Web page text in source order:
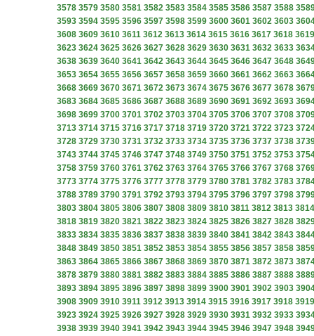
3578 3579 3580 3581 3582 3583 3584 3585 3586 3587 3588
3593 3594 3595 3596 3597 3598 3599 3600 3601 3602 3603
3608 3609 3610 3611 3612 3613 3614 3615 3616 3617 3618 3619
3623 3624 3625 3626 3627 3628 3629 3630 3631 3632 3633
3638 3639 3640 3641 3642 3643 3644 3645 3646 3647 3648
3653 3654 3655 3656 3657 3658 3659 3660 3661 3662 3663
3668 3669 3670 3671 3672 3673 3674 3675 3676 3677 3678
3683 3684 3685 3686 3687 3688 3689 3690 3691 3692 3693
3698 3699 3700 3701 3702 3703 3704 3705 3706 3707 3708
3713 3714 3715 3716 3717 3718 3719 3720 3721 3722 3723
3728 3729 3730 3731 3732 3733 3734 3735 3736 3737 3738
3743 3744 3745 3746 3747 3748 3749 3750 3751 3752 3753
3758 3759 3760 3761 3762 3763 3764 3765 3766 3767 3768
3773 3774 3775 3776 3777 3778 3779 3780 3781 3782 3783
3788 3789 3790 3791 3792 3793 3794 3795 3796 3797 3798
3803 3804 3805 3806 3807 3808 3809 3810 3811 3812 3813 3814
3818 3819 3820 3821 3822 3823 3824 3825 3826 3827 3828
3833 3834 3835 3836 3837 3838 3839 3840 3841 3842 3843
3848 3849 3850 3851 3852 3853 3854 3855 3856 3857 3858
3863 3864 3865 3866 3867 3868 3869 3870 3871 3872 3873
3878 3879 3880 3881 3882 3883 3884 3885 3886 3887 3888
3893 3894 3895 3896 3897 3898 3899 3900 3901 3902 3903
3908 3909 3910 3911 3912 3913 3914 3915 3916 3917 3918 3919
3923 3924 3925 3926 3927 3928 3929 3930 3931 3932 3933
3938 3939 3940 3941 3942 3943 3944 3945 3946 3947 3948